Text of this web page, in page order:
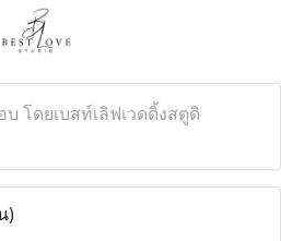
โดยเบสท์เลิฟเวดดิ้งสตูดิ
)